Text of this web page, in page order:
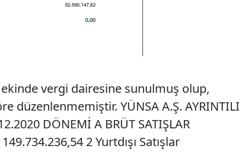
vergi dairesine sunulmuş olup,
düzenlenmemiştir. YÜNSA A.Ş. AYRINTILI
DÖNEMİ A BRÜT SATIŞLAR
2 Yurtdışı Satışlar